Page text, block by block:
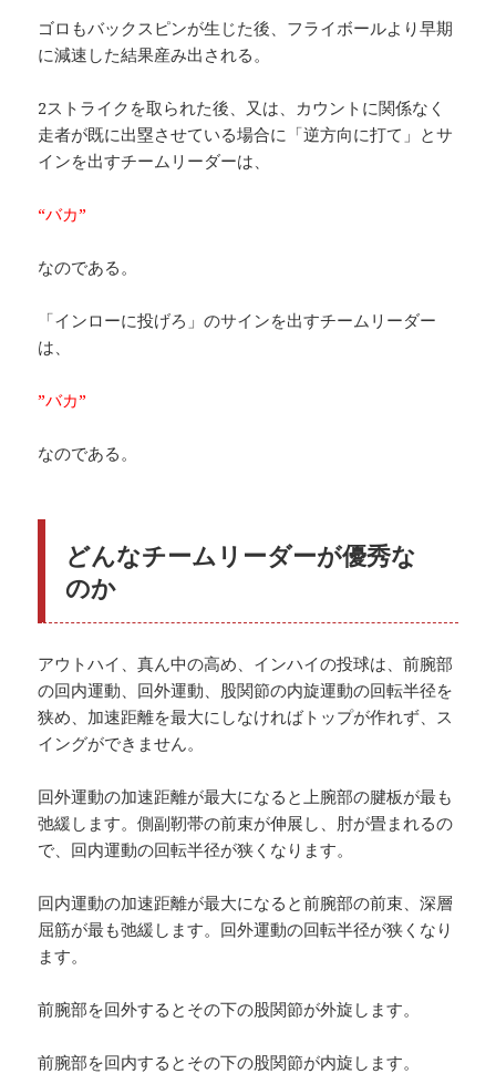
ゴロもバックスピンが生じた後、フライボールより早期
に減速した結果産み出される。
2ストライクを取られた後、又は、カウントに関係なく
走者が既に出塁させている場合に「逆方向に打て」とサ
インを出すチームリーダーは、
“バカ”
なのである。
「インローに投げろ」のサインを出すチームリーダー
は、
”バカ”
なのである。
どんなチームリーダーが優秀な
のか
アウトハイ、真ん中の高め、インハイの投球は、前腕部
の回内運動、回外運動、股関節の内旋運動の回転半径を
狭め、加速距離を最大にしなければトップが作れず、ス
イングができません。
回外運動の加速距離が最大になると上腕部の腱板が最も
弛緩します。側副靭帯の前束が伸展し、肘が畳まれるの
で、回内運動の回転半径が狭くなります。
回内運動の加速距離が最大になると前腕部の前束、深層
屈筋が最も弛緩します。回外運動の回転半径が狭くなり
ます。
前腕部を回外するとその下の股関節が外旋します。
前腕部を回内するとその下の股関節が内旋します。